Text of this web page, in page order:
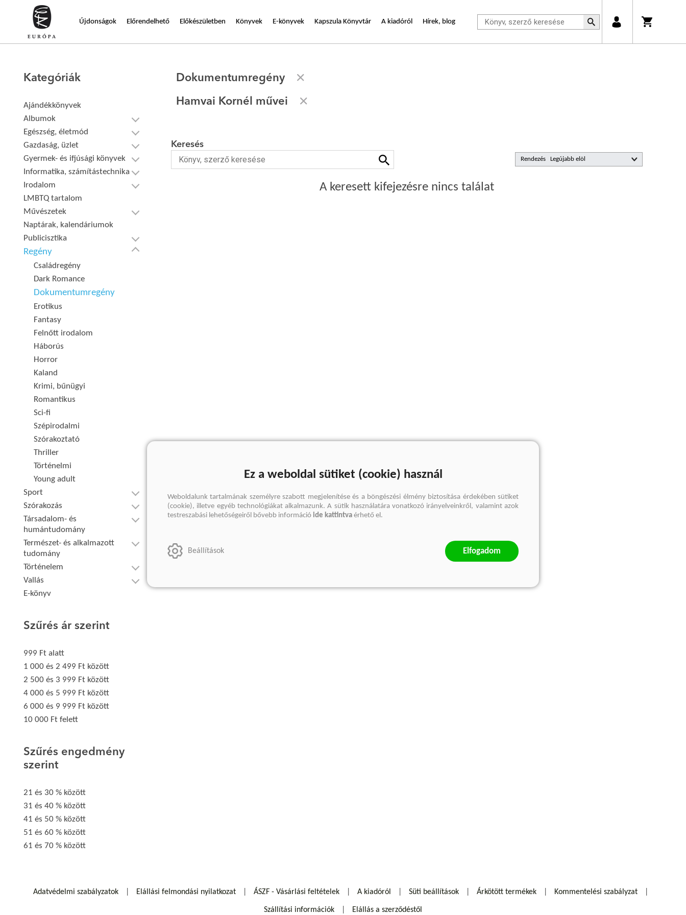
Újdonságok Előrendelhető Előkészületben Könyvek E-könyvek Kapszula Könyvtár A kiadóról Hírek, blog
Kategóriák
Ajándékkönyvek
Albumok
Egészség, életmód
Gazdaság, üzlet
Gyermek- és ifjúsági könyvek
Informatika, számítástechnika
Irodalom
LMBTQ tartalom
Művészetek
Naptárak, kalendáriumok
Publicisztika
Regény
Családregény
Dark Romance
Dokumentumregény
Erotikus
Fantasy
Felnőtt irodalom
Háborús
Horror
Kaland
Krimi, bűnügyi
Romantikus
Sci-fi
Szépirodalmi
Szórakoztató
Thriller
Történelmi
Young adult
Sport
Szórakozás
Társadalom- és
humántudomány
Természet- és alkalmazott
tudomány
Történelem
Vallás
E-könyv
Szűrés ár szerint
999 Ft alatt
1 000 és 2 499 Ft között
2 500 és 3 999 Ft között
4 000 és 5 999 Ft között
6 000 és 9 999 Ft között
10 000 Ft felett
Szűrés engedmény
szerint
21 és 30 % között
31 és 40 % között
41 és 50 % között
51 és 60 % között
61 és 70 % között
Dokumentumregény
Hamvai Kornél művei
Rendezés
Keresés
A keresett kifejezésre nincs találat
Adatvédelmi szabályzatok Elállási felmondási nyilatkozat ÁSZF - Vásárlási feltételek A kiadóról Süti beállítások Árkötött termékek Kommentelési szabályzat
Szállítási információk Elállás a szerződéstől
Ez a weboldal sütiket (cookie) használ
Weboldalunk tartalmának személyre szabott megjelenítése és a böngészési élmény biztosítása érdekében sütiket
(cookie), illetve egyéb technológiákat alkalmazunk. A sütik használatára vonatkozó irányelveinkről, valamint azok
testreszabási lehetőségeiről bővebb információ ide kattintva érhető el.
Beállítások Elfogadom